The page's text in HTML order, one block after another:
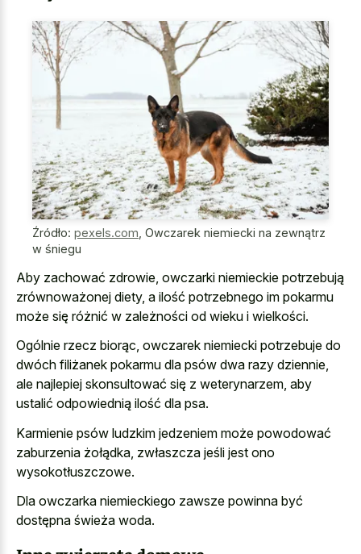
Źródło: pexels.com, Owczarek niemiecki na zewnątrz
w śniegu
Aby zachować zdrowie, owczarki niemieckie potrzebują
zrównoważonej diety, a ilość potrzebnego im pokarmu
może się różnić w zależności od wieku i wielkości.
Ogólnie rzecz biorąc, owczarek niemiecki potrzebuje do
dwóch filiżanek pokarmu dla psów dwa razy dziennie,
ale najlepiej skonsultować się z weterynarzem, aby
ustalić odpowiednią ilość dla psa.
Karmienie psów ludzkim jedzeniem może powodować
zaburzenia żołądka, zwłaszcza jeśli jest ono
wysokotłuszczowe.
Dla owczarka niemieckiego zawsze powinna być
dostępna świeża woda.